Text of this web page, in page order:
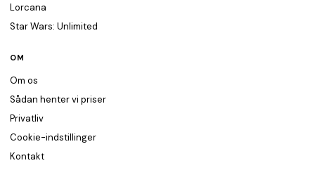
Lorcana
Star Wars: Unlimited
OM
Om os
Sådan henter vi priser
Privatliv
Cookie-indstillinger
Kontakt